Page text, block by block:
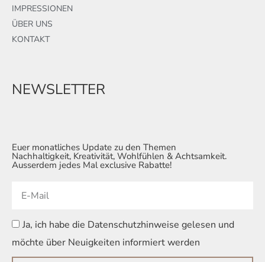
IMPRESSIONEN
ÜBER UNS
KONTAKT
NEWSLETTER
Euer monatliches Update zu den Themen
Nachhaltigkeit, Kreativität, Wohlfühlen & Achtsamkeit.
Ausserdem jedes Mal exclusive Rabatte!
Ja, ich habe die Datenschutzhinweise gelesen und
möchte über Neuigkeiten informiert werden